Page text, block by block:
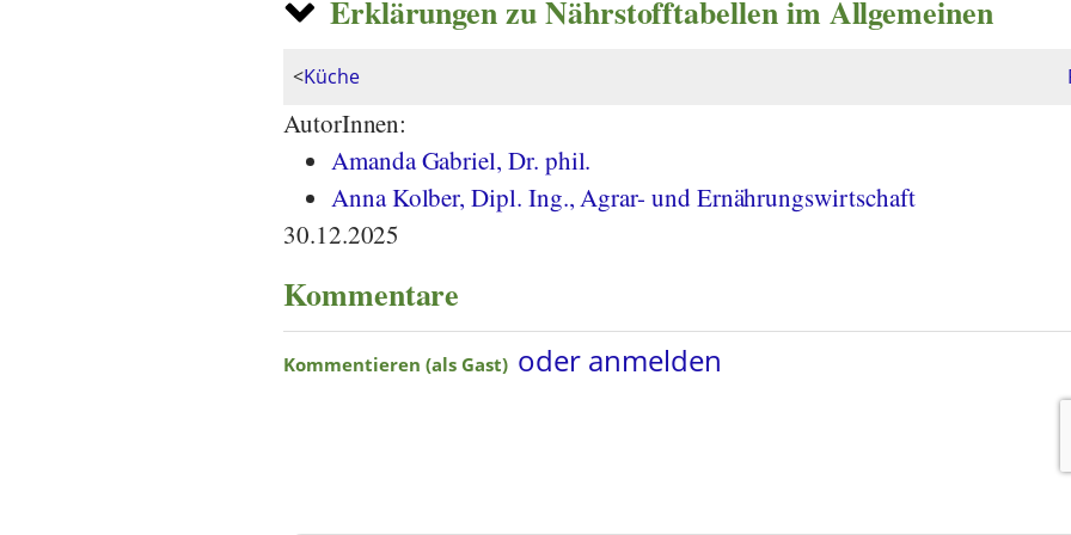
Erklärungen zu Nährstofftabellen im Allgemeinen
<Küche
AutorInnen:
Amanda Gabriel, Dr. phil.
Anna Kolber, Dipl. Ing., Agrar- und Ernährungswirtschaft
30.12.2025
Kommentare